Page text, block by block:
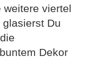
weitere viertel
Du
Dekor